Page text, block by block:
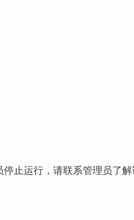
止运行，请联系管理员了